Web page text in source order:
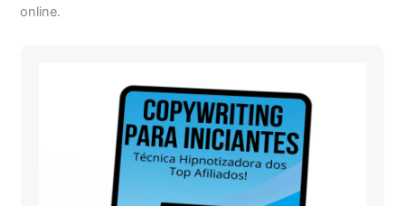
online.